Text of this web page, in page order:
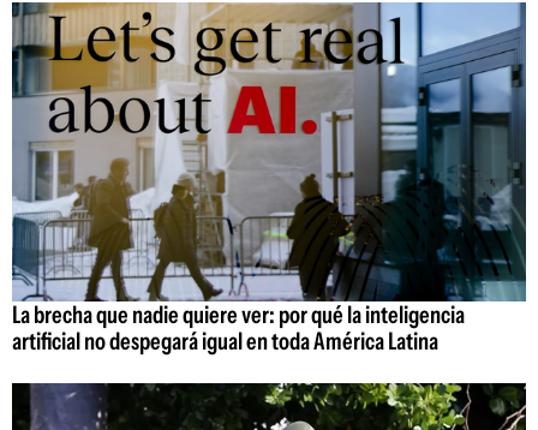
La brecha que nadie quiere ver: por qué la inteligencia
artificial no despegará igual en toda América Latina